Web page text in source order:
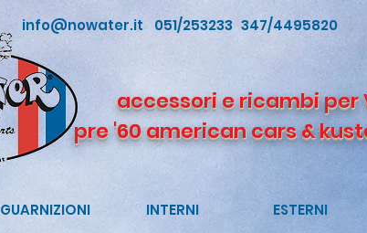
info@nowater.it 051/253233 347/4495820
accessori e ricambi per
pre '60 american cars &
GUARNIZIONI INTERNI ESTERNI